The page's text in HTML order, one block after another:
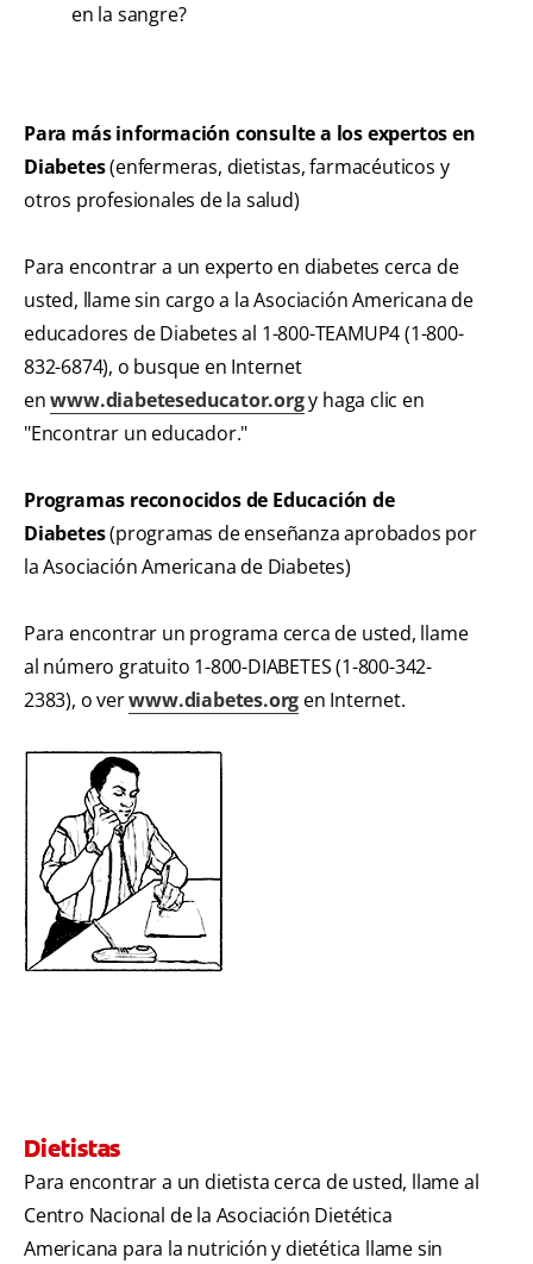
en la sangre?
Para más información consulte a los expertos en
Diabetes(enfermeras, dietistas, farmacéuticos y
otros profesionales de la salud)
Para encontrar a un experto en diabetes cerca de
usted, llame sin cargo a la Asociación Americana de
educadores de Diabetes al 1-800-TEAMUP4 (1-800-
832-6874), o busque en Internet
enwww.diabeteseducator.orgy haga clic en
"Encontrar un educador."
Programas reconocidos de Educación de
Diabetes(programas de enseñanza aprobados por
la Asociación Americana de Diabetes)
Para encontrar un programa cerca de usted, llame
al número gratuito 1-800-DIABETES (1-800-342-
2383), o verwww.diabetes.org en Internet.
Dietistas
Para encontrar a un dietista cerca de usted, llame al
Centro Nacional de la Asociación Dietética
Americana para la nutrición y dietética llame sin